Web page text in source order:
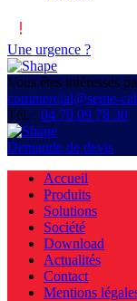
Une urgence ?
Vous êtes intéressés
commercial@seme-
Tél. : 04 70 09 78 30
Demande de devis
Accueil
Produits
Solutions
Société
Download
Actualités
Contact
Mentions